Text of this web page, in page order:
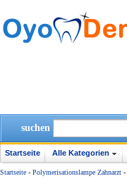
suchen
Startseite Alle Kategorien
Startseite - Polymerisationslampe Zahnarzt -